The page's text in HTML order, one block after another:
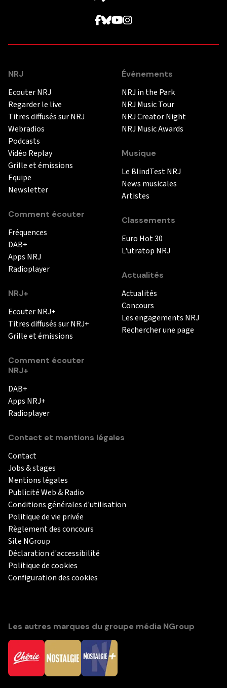
NRJ
Ecouter NRJ
Regarder le live
Titres diffusés sur NRJ
Webradios
Podcasts
Vidéo Replay
Grille et émissions
Equipe
Newsletter
Comment écouter
Fréquences
DAB+
Apps NRJ
Radioplayer
NRJ+
Ecouter NRJ+
Titres diffusés sur NRJ+
Grille et émissions
Comment écouter
NRJ+
DAB+
Apps NRJ+
Radioplayer
Événements
NRJ in the Park
NRJ Music Tour
NRJ Creator Night
NRJ Music Awards
Musique
Le BlindTest NRJ
News musicales
Artistes
Classements
Euro Hot 30
L'utratop NRJ
Actualités
Actualités
Concours
Les engagements NRJ
Rechercher une page
Contact et mentions légales
Contact
Jobs & stages
Mentions légales
Publicité Web & Radio
Conditions générales d'utilisation
Politique de vie privée
Règlement des concours
Site NGroup
Déclaration d'accessibilité
Politique de cookies
Configuration des cookies
Les autres marques du groupe média NGroup